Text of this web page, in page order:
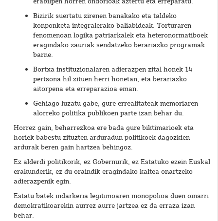
Bizirik suertatu zirenen banakako eta taldeko
konponketa integralerako baliabideak. Torturaren
fenomenoan logika patriarkalek eta heteronormatiboek
eragindako zauriak sendatzeko berariazko programak
barne.
Bortxa instituzionalaren adierazpen zital honek 14
pertsona hil zituen herri honetan, eta berariazko
aitorpena eta erreparazioa eman.
Gehiago luzatu gabe, gure errealitateak memoriaren
alorreko politika publikoen parte izan behar du.
Horrez gain, beharrezkoa ere bada gure biktimarioek eta
horiek babestu zituzten arduradun politikoek dagozkien
ardurak beren gain hartzea behingoz.
Ez alderdi politikorik, ez Gobernurik, ez Estatuko ezein Euskal
erakunderik, ez du oraindik eragindako kaltea onartzeko
adierazpenik egin.
Estatu batek indarkeria legitimoaren monopolioa duen oinarri
demokratikoarekin aurrez aurre jartzea ez da erraza izan
behar.